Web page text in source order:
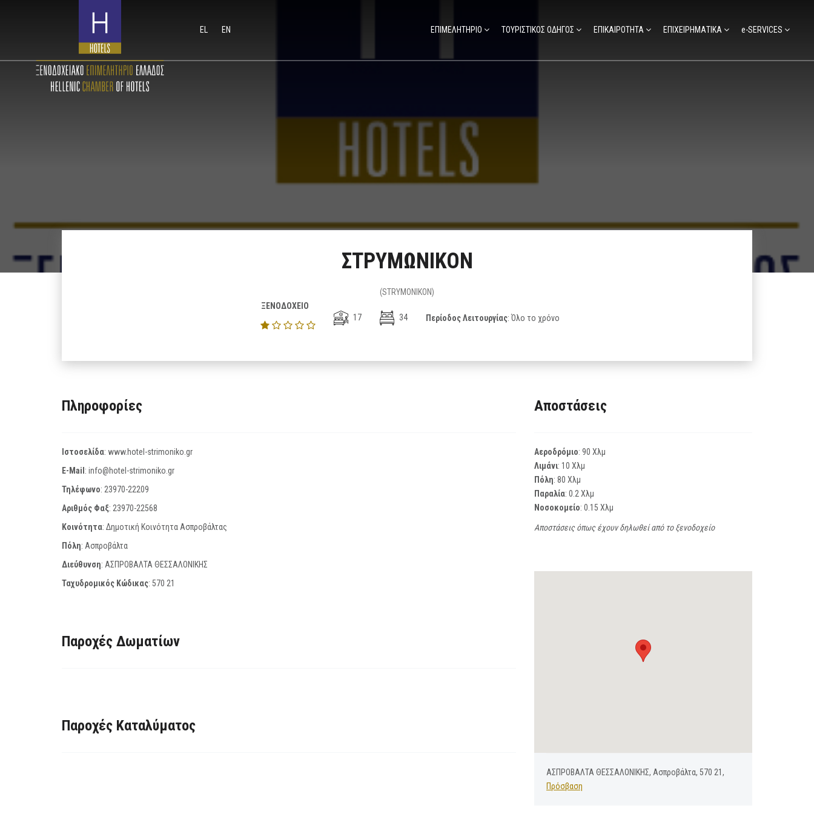
EL EN ΕΠΙΜΕΛΗΤΗΡΙΟ ΤΟΥΡΙΣΤΙΚΟΣ ΟΔΗΓΟΣ ΕΠΙΚΑΙΡΟΤΗΤΑ ΕΠΙΧΕΙΡΗΜΑΤΙΚΑ e-SERVICES
ΣΤΡΥΜΩΝΙΚΟΝ
(STRYMONIKON)
ΞΕΝΟΔΟΧΕΙΟ
17
34 Περίοδος Λειτουργίας: Όλο το χρόνο
Πληροφορίες
Ιστοσελίδα: www.hotel-strimoniko.gr
E-Mail : info@hotel-strimoniko.gr
Τηλέφωνο: 23970-22209
Αριθμός Φαξ: 23970-22568
Κοινότητα: Δημοτική Κοινότητα Ασπροβάλτας
Πόλη: Ασπροβάλτα
Διεύθυνση: ΑΣΠΡΟΒΑΛΤΑ ΘΕΣΣΑΛΟΝΙΚΗΣ
Ταχυδρομικός Κώδικας: 570 21
Παροχές Δωματίων
Παροχές Καταλύματος
Αποστάσεις
Αεροδρόμιο: 90 Χλμ
Λιμάνι: 10 Χλμ
Πόλη: 80 Χλμ
Παραλία: 0.2 Χλμ
Νοσοκομείο: 0.15 Χλμ
Αποστάσεις όπως έχουν δηλωθεί από το ξενοδοχείο
ΑΣΠΡΟΒΑΛΤΑ ΘΕΣΣΑΛΟΝΙΚΗΣ, Ασπροβάλτα, 570 21,
Πρόσβαση